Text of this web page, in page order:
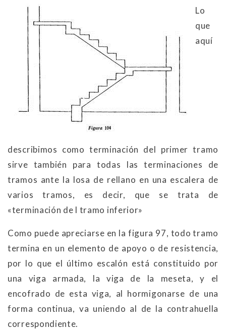
Lo
que
aquí
describimos como terminación del primer tramo
sirve también para todas las terminaciones de
tramos ante la losa de rellano en una escalera de
varios tramos, es decir, que se trata de
«terminación de l tramo inferior»
Como puede apreciarse en la figura 97, todo tramo
termina en un elemento de apoyo o de resistencia,
por lo que el último escalón está constituido por
una viga armada, la viga de la meseta, y el
encofrado de esta viga, al hormigonarse de una
forma continua, va uniendo al de la contrahuella
correspondiente.